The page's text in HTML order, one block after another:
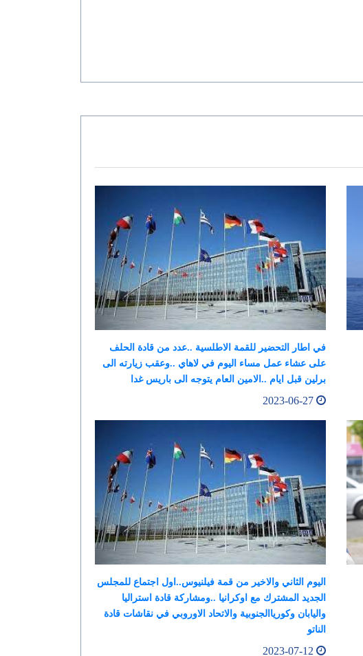
في اطار التحضير للقمة الاطلسية ..عدد من قادة الحلف
على عشاء عمل مساء اليوم في لاهاي ..وعقب زيارته الى
برلين قبل ايام ..الامين العام يتوجه الى باريس غدا
اليوم الثاني والاخير من قمة فيلنيوس..اول اجتماع للمجلس
الجديد المشترك مع اوكرانيا ..ومشاركة قادة استراليا
واليابان وكورياالجنوبية والاتحاد الاوروبي في نقاشات قادة
الناتو